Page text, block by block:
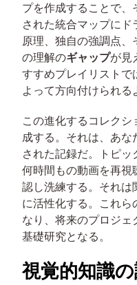
プを作成することで
された統合マップに
原理、独自の強調点、
の理解のギャップが見
すすめプレイリストで
よって方向付けられる
この進化するコレクシ
成する。それは、あ
された記録だ。トピッ
何時間もの動画を再視
認し洗練する。それは
に活性化する。これら
なり、将来のプロジ
基礎研究となる。
視覚的知識